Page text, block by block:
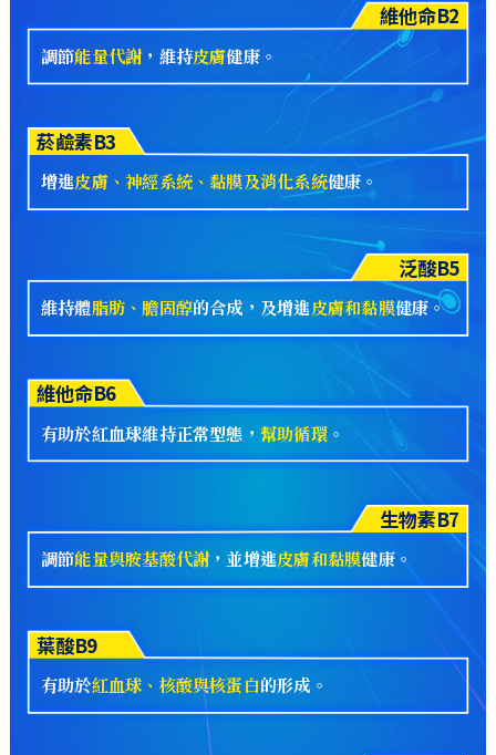
維他命B2
調節能量代謝，維持皮膚健康。
菸鹼素B3
增進皮膚、神經系統、黏膜及消化系統健康。
泛酸B5
維持體脂肪、膽固醇的合成，及增進皮膚和黏膜健康。
維他命B6
有助於紅血球維持正常型態， 幫助循環。
生物素B7
調節能量與胺基酸代謝，並增進皮膚和黏膜健康。
葉酸B9
有助於紅血球、核酸與核蛋白的形成。